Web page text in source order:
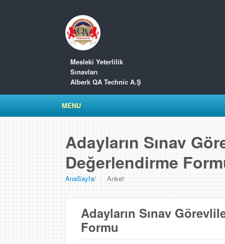
Mesleki Yeterlilik
Sınavları
Alberk QA Technic A.Ş
MENU
Adayların Sınav
Değerlendirme
AnaSayfa/ Anket
Adayların Sınav
Formu